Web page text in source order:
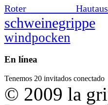
Roter
schweinegrippe
windpocken
En línea
Tenemos 20 invitados conectado
© 2009 la